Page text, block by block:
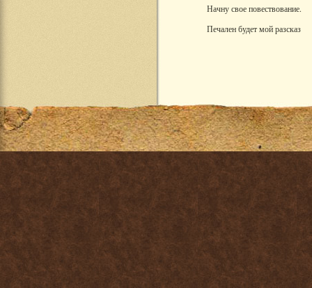
Начну свое повествование.
Печален будет мой разсказ